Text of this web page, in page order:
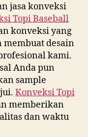
jasa konveksi
Topi Baseball
konveksi yang
membuat desain
kami.
Anda pun
sample
Konveksi Topi
memberikan
dan waktu